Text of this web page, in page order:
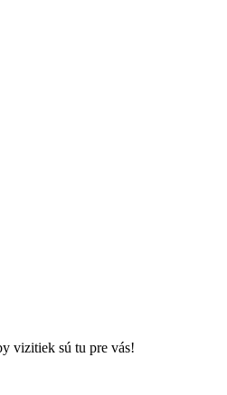
vizitiek sú tu pre vás!